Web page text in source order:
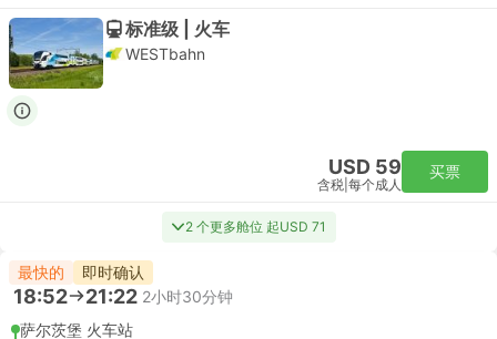
标准级 | 火车
WESTbahn
USD 59
含税 每个成人
买票
2 个更多舱位 起USD 71
最快的 即时确认
18:52 21:22 2小时30分钟
萨尔茨堡 火车站